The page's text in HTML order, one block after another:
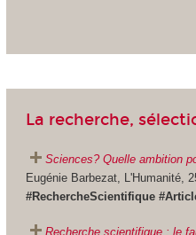
La recherche,
Sciences? Quelle ambition
Eugénie Barbezat, L'Humanité,
#RechercheScientifique
Recherche scientifique : le